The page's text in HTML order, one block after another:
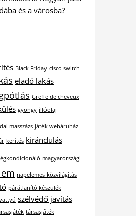
és a városba?
Black Friday cisco switch
eladó lakás
Greffe de cheveux
gyöngy illóolaj
masszázs játék webáruház
kerítés kirándulás
magyarországi
napelemes közvilágítás
párátlanító készülék
szélvédő javítás
társasjáték